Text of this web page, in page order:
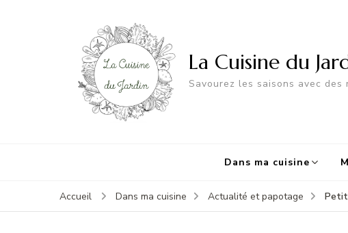
La Cuisine du
Savourez les saisons avec
Dans ma cuisine
Accueil Dans ma cuisine Actualité et papotage Petit